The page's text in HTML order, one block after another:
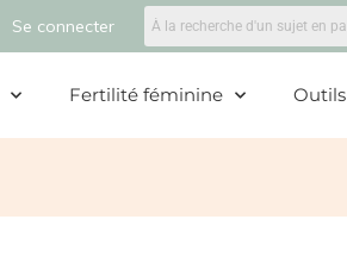
Se connecter
Fertilité féminine Outils